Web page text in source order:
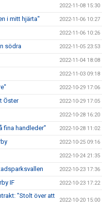
2022-11-08 15:30
i mitt hjärta" 2022-11-06 10:27
2022-11-06 10:26
södra 2022-11-05 23:53
2022-11-04 18:08
2022-11-03 09:18
2022-10-29 17:06
Öster 2022-10-29 17:05
2022-10-28 16:20
fina handleder" 2022-10-28 11:02
2022-10-25 09:16
2022-10-24 21:35
2022-10-23 17:36
IF 2022-10-23 17:22
"Stolt över att
2022-10-20 15:00